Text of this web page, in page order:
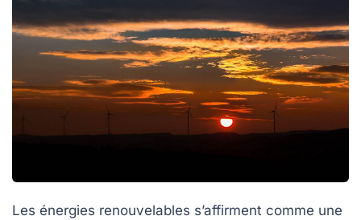
Les énergies renouvelables s’affirment comme une